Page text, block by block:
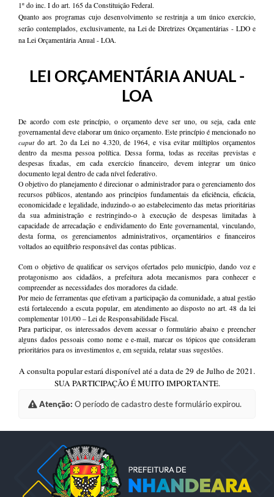
1º do inc. I do art. 165 da Constituição Federal.
Quanto aos programas cujo desenvolvimento se restrinja a um único exercício,
serão contemplados, exclusivamente, na Lei de Diretrizes Orçamentárias - LDO e
na Lei Orçamentária Anual - LOA.
LEI ORÇAMENTÁRIA ANUAL -
LOA
De acordo com este princípio, o orçamento deve ser uno, ou seja, cada ente
governamental deve elaborar um único orçamento. Este princípio é mencionado no
caput do art. 2o da Lei no 4.320, de 1964, e visa evitar múltiplos orçamentos
dentro da mesma pessoa política. Dessa forma, todas as receitas previstas e
despesas fixadas, em cada exercício financeiro, devem integrar um único
documento legal dentro de cada nível federativo.
O objetivo do planejamento é direcionar o administrador para o gerenciamento dos
recursos públicos, atentando aos princípios fundamentais da eficiência, eficácia,
economicidade e legalidade, induzindo-o ao estabelecimento das metas prioritárias
da sua administração e restringindo-o à execução de despesas limitadas à
capacidade de arrecadação e endividamento do Ente governamental, vinculando,
desta forma, os gerenciamentos administrativos, orçamentários e financeiros
voltados ao equilíbrio responsável das contas públicas.
Com o objetivo de qualificar os serviços ofertados pelo município, dando voz e
protagonismo aos cidadãos, a prefeitura adota mecanismos para conhecer e
compreender as necessidades dos moradores da cidade.
Por meio de ferramentas que efetivam a participação da comunidade, a atual gestão
está fortalecendo a escuta popular, em atendimento ao disposto no art. 48 da lei
complementar 101/00 – Lei de Responsabilidade Fiscal.
Para participar, os interessados devem acessar o formulário abaixo e preencher
alguns dados pessoais como nome e e-mail, marcar os tópicos que consideram
prioritários para os investimentos e, em seguida, relatar suas sugestões.
A consulta popular estará disponível até a data de 29 de Julho de 2021.
SUA PARTICIPAÇÃO É MUITO IMPORTANTE.
Atenção: O período de cadastro deste formulário expirou.